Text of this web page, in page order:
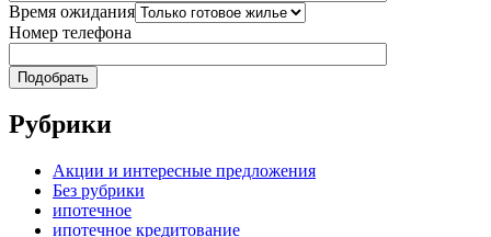
Время ожидания
Номер телефона
Рубрики
Акции и интересные предложения
Без рубрики
ипотечное
ипотечное кредитование